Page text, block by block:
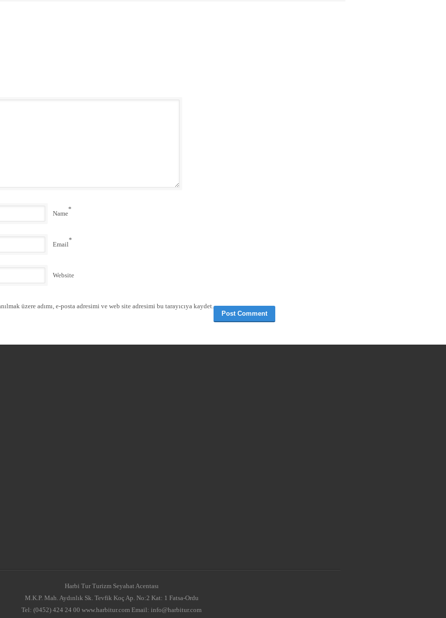
Name
*
Email
*
Website
üzere adımı, e-posta adresimi ve web site adresimi bu tarayıcıya kaydet.
Harbi Tur Turizm Seyahat Acentası
M.K.P. Mah. Aydınlık Sk. Tevfik Koç Ap. No:2 Kat: 1 Fatsa-Ordu
Tel: (0452) 424 24 00 www.harbitur.com Email: info@harbitur.com